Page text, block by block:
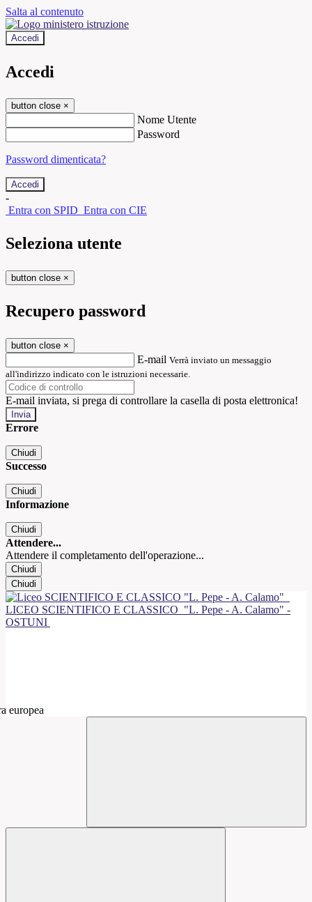
Salta al contenuto
Accedi
Accedi
button close ×
Nome Utente
Password
Password dimenticata?
-
Entra con SPID Entra con CIE
Seleziona utente
button close ×
Recupero password
button close ×
E-mail Verrà inviato un messaggio
all'indirizzo indicato con le istruzioni necessarie.
E-mail inviata, si prega di controllare la casella di posta elettronica!
Errore
Chiudi
Successo
Chiudi
Informazione
Chiudi
Attendere...
Attendere il completamento dell'operazione...
Chiudi
Chiudi
LICEO SCIENTIFICO E CLASSICO "L. Pepe - A. Calamo" -
OSTUNI